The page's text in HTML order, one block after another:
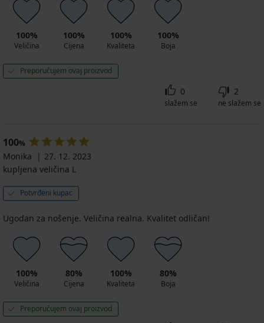
100%
Veličina
100%
Cijena
100%
Kvaliteta
100%
Boja
Preporučujem ovaj proizvod
0
slažem se
2
ne slažem se
100%
Monika
27. 12. 2023
kupljena veličina L
Potvrđeni kupac
Ugodan za nošenje. Veličina realna. Kvalitet odličan!
100%
Veličina
80%
Cijena
100%
Kvaliteta
80%
Boja
Preporučujem ovaj proizvod